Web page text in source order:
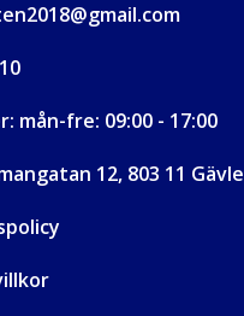
mån-fre: 09:00 - 17:00
12, 803 11 Gävle